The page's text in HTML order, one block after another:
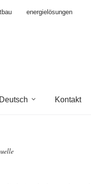
energielösungen
Deutsch Kontakt